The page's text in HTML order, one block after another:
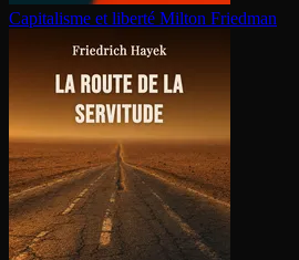
Capitalisme et liberté Milton Friedman